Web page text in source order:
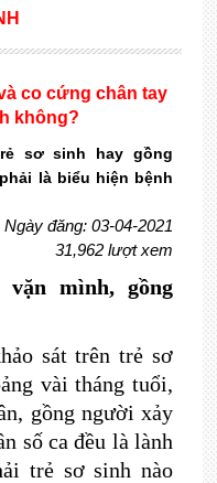
co cứng chân tay
không?
sơ sinh hay gồng
là biểu hiện bệnh
Ngày đăng: 03-04-2021
31,962 lượt xem
mình, gồng
sát trên trẻ sơ
vài tháng tuổi,
gồng người xảy
số ca đều là lành
trẻ sơ sinh nào